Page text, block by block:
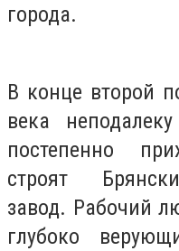
города.
В конце второй
века
постепенно
строят
завод. Рабочий
глубоко